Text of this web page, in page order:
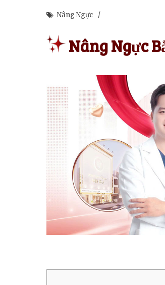
Nâng Ngực
Nâng Ngực